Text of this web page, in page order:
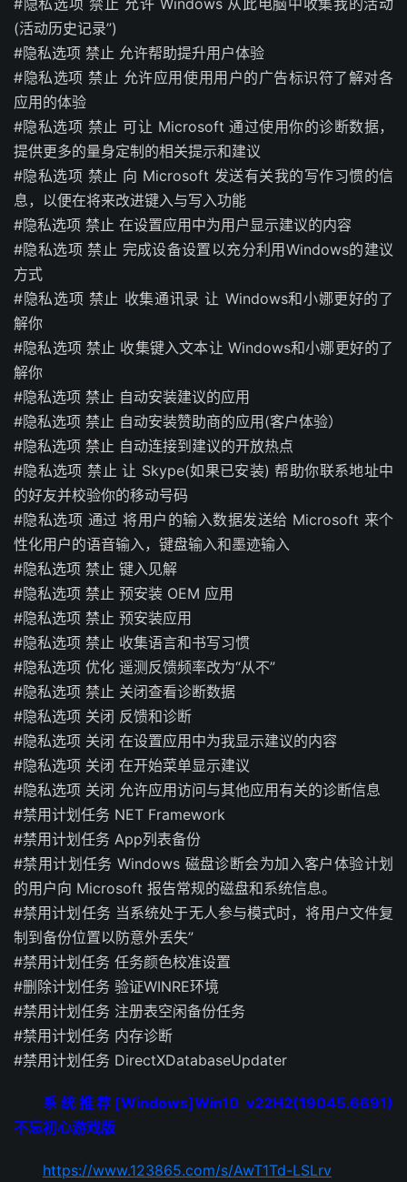
(活动历史记录”)
#隐私选项 禁止 允许帮助提升用户体验
#隐私选项 禁止 允许应用使用用户的广告标识符了解对各
应用的体验
#隐私选项 禁止 可让 Microsoft 通过使用你的诊断数据，
提供更多的量身定制的相关提示和建议
#隐私选项 禁止 向 Microsoft 发送有关我的写作习惯的信
息，以便在将来改进键入与写入功能
#隐私选项 禁止 在设置应用中为用户显示建议的内容
#隐私选项 禁止 完成设备设置以充分利用Windows的建议
方式
#隐私选项 禁止 收集通讯录 让 Windows和小娜更好的了
解你
#隐私选项 禁止 收集键入文本让 Windows和小娜更好的了
解你
#隐私选项 禁止 自动安装建议的应用
#隐私选项 禁止 自动安装赞助商的应用(客户体验）
#隐私选项 禁止 自动连接到建议的开放热点
#隐私选项 禁止 让 Skype(如果已安装) 帮助你联系地址中
的好友并校验你的移动号码
#隐私选项 通过 将用户的输入数据发送给 Microsoft 来个
性化用户的语音输入，键盘输入和墨迹输入
#隐私选项 禁止 键入见解
#隐私选项 禁止 预安装 OEM 应用
#隐私选项 禁止 预安装应用
#隐私选项 禁止 收集语言和书写习惯
#隐私选项 优化 遥测反馈频率改为“从不”
#隐私选项 禁止 关闭查看诊断数据
#隐私选项 关闭 反馈和诊断
#隐私选项 关闭 在设置应用中为我显示建议的内容
#隐私选项 关闭 在开始菜单显示建议
#隐私选项 关闭 允许应用访问与其他应用有关的诊断信息
#禁用计划任务 NET Framework
#禁用计划任务 App列表备份
#禁用计划任务 Windows 磁盘诊断会为加入客户体验计划
的用户向 Microsoft 报告常规的磁盘和系统信息。
#禁用计划任务 当系统处于无人参与模式时，将用户文件复
制到备份位置以防意外丢失”
#禁用计划任务 任务颜色校准设置
#删除计划任务 验证WINRE环境
#禁用计划任务 注册表空闲备份任务
#禁用计划任务 内存诊断
#禁用计划任务 DirectXDatabaseUpdater
系统推荐[Windows]Win10 v22H2(19045.6691)
不忘初心游戏版
https://www.123865.com/s/AwT1Td-LSLrv